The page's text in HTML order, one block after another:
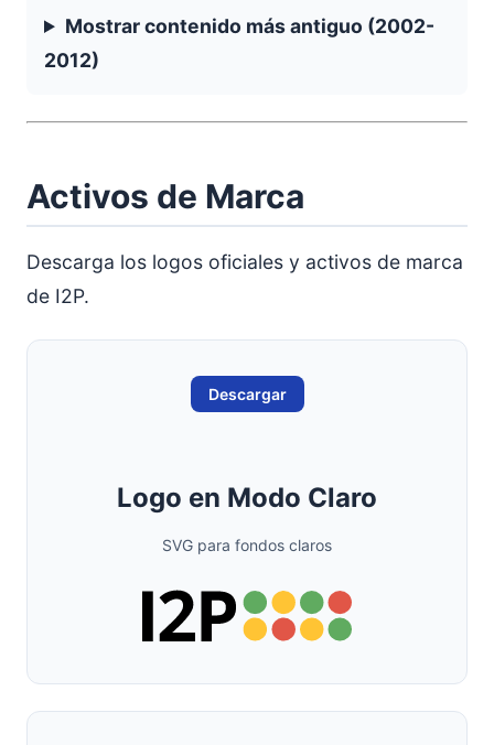
Mostrar contenido más antiguo (2002-
2012)
Activos de Marca
Descarga los logos oficiales y activos de marca
de I2P.
Descargar
Logo en Modo Claro
SVG para fondos claros